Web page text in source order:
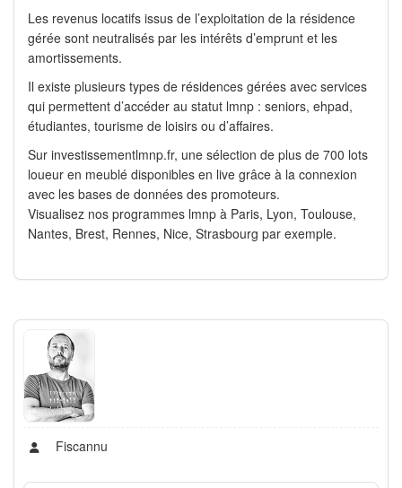
Les revenus locatifs issus de l’exploitation de la résidence
gérée sont neutralisés par les intérêts d’emprunt et les
amortissements.
Il existe plusieurs types de résidences gérées avec services
qui permettent d’accéder au statut lmnp : seniors, ehpad,
étudiantes, tourisme de loisirs ou d’affaires.
Sur investissementlmnp.fr, une sélection de plus de 700 lots
loueur en meublé disponibles en live grâce à la connexion
avec les bases de données des promoteurs.
Visualisez nos programmes lmnp à Paris, Lyon, Toulouse,
Nantes, Brest, Rennes, Nice, Strasbourg par exemple.
Fiscannu